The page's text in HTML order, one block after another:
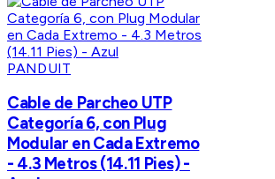
PANDUIT
Cable de Parcheo UTP
Categoría 6, con Plug
Modular en Cada Extremo
- 4.3 Metros (14.11 Pies) -